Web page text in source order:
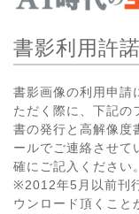
書影利用許
書影画像の利用申請
ただく際に、下記の
書の発行と高解像度
ールでご連絡させて
確にご記入ください。
※2012年5月以前刊
ウンロード頂くこと